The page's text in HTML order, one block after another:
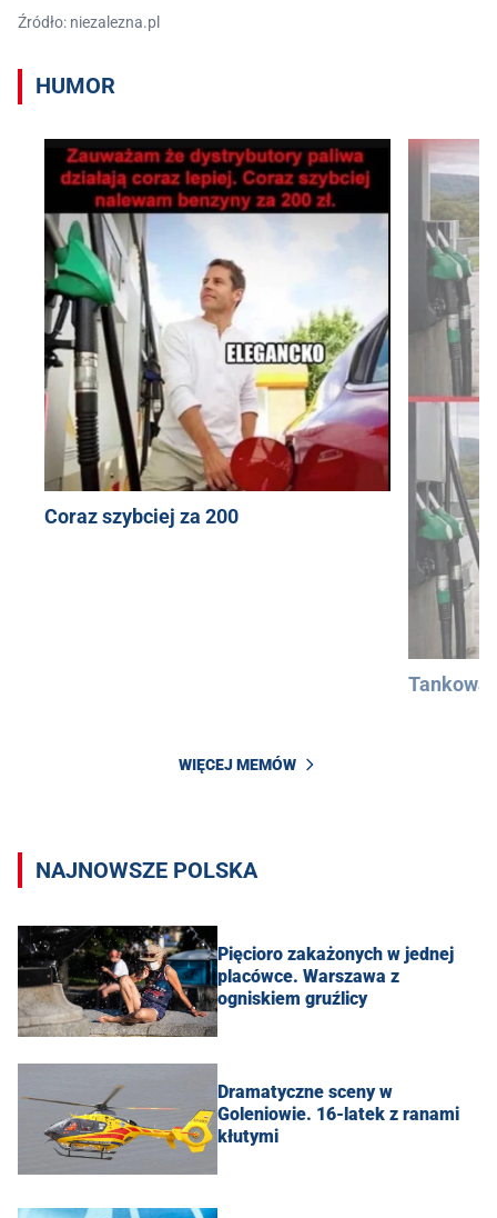
Źródło: niezalezna.pl
HUMOR
Coraz szybciej za 200
WIĘCEJ MEMÓW
NAJNOWSZE POLSKA
Pięcioro zakażonych w jednej
placówce. Warszawa z
ogniskiem gruźlicy
Dramatyczne sceny w
Goleniowie. 16-latek z ranami
kłutymi